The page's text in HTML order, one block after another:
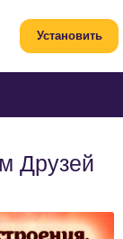
Друзей
Установить